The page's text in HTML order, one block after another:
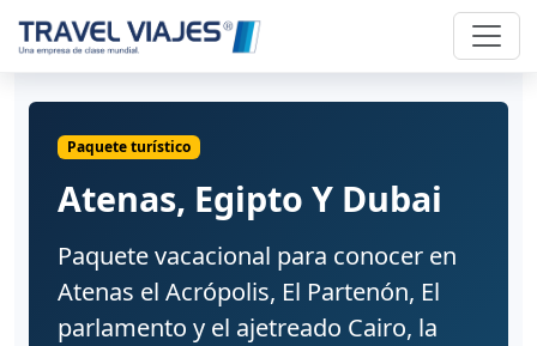
Paquete turístico
Atenas, Egipto Y Dubai
Paquete vacacional para conocer en
Atenas el Acrópolis, El Partenón, El
parlamento y el ajetreado Cairo, la